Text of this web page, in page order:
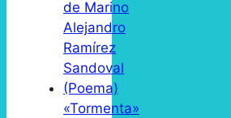
«Tormenta»